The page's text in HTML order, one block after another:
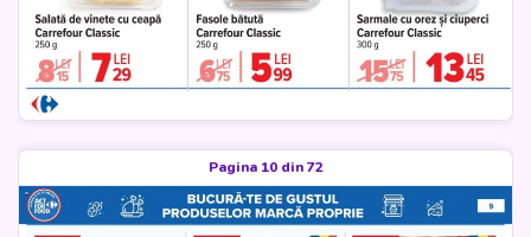
Pagina 10 din 72